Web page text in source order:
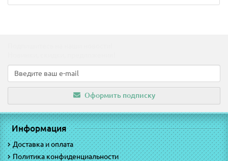
Оформить подписку
Информация
Доставка и оплата
Политика конфиденциальности